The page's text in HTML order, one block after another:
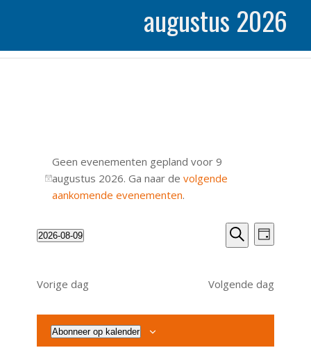
augustus 2026
Evenementen
in
augustus
2026
Bericht
Geen evenementen gepland voor 9
augustus 2026. Ga naar de volgende
aankomende evenementen.
Zoeken
weergeven
navigatie
Zoeken
Dag
2026-08-09
datum.
Vorige dag Volgende dag
Abonneer op kalender